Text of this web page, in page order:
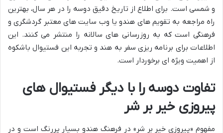
و شمسی است. برای اطلاع از تاریخ دقیق دوسه را در هر سال، بهترین
راه مراجعه به تقویم های هندو یا وب سایت های معتبر گردشگری و
فرهنگی است که به روزرسانی های سالانه را منتشر می کنند. این
اطلاعات برای برنامه ریزی سفر به هند و تجربه این فستیوال باشکوه
از اهمیت ویژه ای برخوردار است.
تفاوت دوسه را با دیگر فستیوال های
پیروزی خیر بر شر
مفهوم «پیروزی خیر بر شر» در فرهنگ هندو بسیار پررنگ است و در